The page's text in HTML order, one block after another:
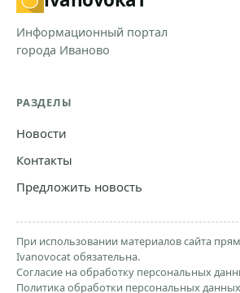
Информационный портал
города Иваново
РАЗДЕЛЫ
Новости
Контакты
Предложить новость
При использовании материалов сайта
Ivanovocat обязательна.
Согласие на обработку персональных
Политика обработки персональных